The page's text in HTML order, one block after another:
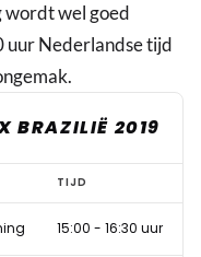
wordt wel goed
uur Nederlandse tijd
BRAZILIË 2019
TIJD
15:00 - 16:30 uur